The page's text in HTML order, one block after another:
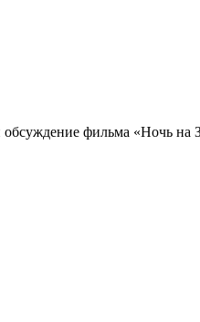
обсуждение фильма «Ночь